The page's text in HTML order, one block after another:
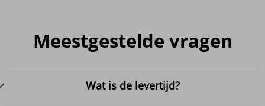
Meestgestelde vragen
Wat is de levertijd?